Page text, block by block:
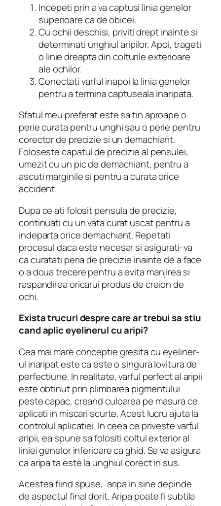
Incepeti prin a va captusi linia genelor
superioare ca de obicei.
Cu ochii deschisi, priviti drept inainte si
determinati unghiul aripilor.Apoi, trageti
o linie dreapta din colturile exterioare
ale ochilor.
Conectati varful inapoi la linia genelor
pentru a termina captuseala inaripata.
Sfatul meu preferat este sa tin aproape o
perie curata pentru unghi sau o perie pentru
corector de precizie si un demachiant.
Foloseste capatul de precizie al pensulei,
umezit cu un pic de demachiant, pentru a
ascuti marginile si pentru a curata orice
accident.
Dupa ce ati folosit pensula de precizie,
continuati cu un vata curat uscat pentru a
indeparta orice demachiant. Repetati
procesul daca este necesar si asigurati-va
ca curatati peria de precizie inainte de a face
o a doua trecere pentru a evita manjirea si
raspandirea oricarui produs de creion de
ochi.
Exista trucuri despre care ar trebui sa stiu
cand aplic eyelinerul cu aripi?
Cea mai mare conceptie gresita cu eyeliner-
ul inaripat este ca este o singura lovitura de
perfectiune. In realitate, varful perfect al aripii
este obtinut prin plimbarea pigmentului
peste capac, creand culoarea pe masura ce
aplicati in miscari scurte.Acest lucru ajuta la
controlul aplicatiei. In ceea ce priveste varful
aripii, ea spune sa folositi coltul exterior al
liniei genelor inferioare ca ghid.Se va asigura
ca aripa ta este la unghiul corect in sus.
Acestea fiind spuse, aripa in sine depinde
de aspectul final dorit.Aripa poate fi subtila